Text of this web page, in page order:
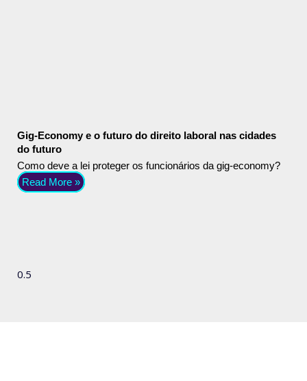
Gig-Economy e o futuro do direito laboral nas cidades
do futuro
Como deve a lei proteger os funcionários da gig-economy?
Read More »